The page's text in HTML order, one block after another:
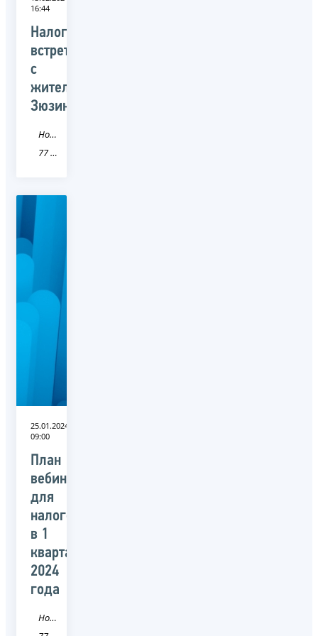
16:44
Налоговики
встретились
с
жителями
Зюзино
Новость
77 город Москва
25.01.2024
09:00
План
вебинаров
для
налогоплательщиков
в 1
квартале
2024
года
Новость